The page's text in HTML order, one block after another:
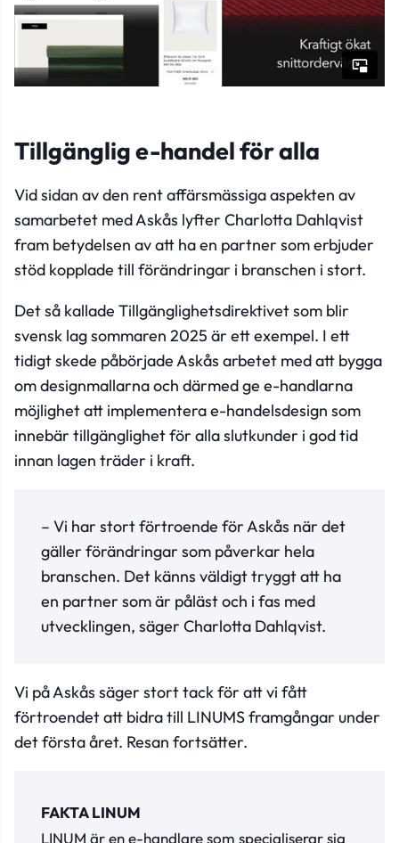
Tillgänglig e-handel för alla
Vid sidan av den rent affärsmässiga aspekten av
samarbetet med Askås lyfter Charlotta Dahlqvist
fram betydelsen av att ha en partner som erbjuder
stöd kopplade till förändringar i branschen i stort.
Det så kallade Tillgänglighetsdirektivet som blir
svensk lag sommaren 2025 är ett exempel. I ett
tidigt skede påbörjade Askås arbetet med att bygga
om designmallarna och därmed ge e-handlarna
möjlighet att implementera e-handelsdesign som
innebär tillgänglighet för alla slutkunder i god tid
innan lagen träder i kraft.
– Vi har stort förtroende för Askås när det
gäller förändringar som påverkar hela
branschen. Det känns väldigt tryggt att ha
en partner som är påläst och i fas med
utvecklingen, säger Charlotta Dahlqvist.
Vi på Askås säger stort tack för att vi fått
förtroendet att bidra till LINUMS framgångar under
det första året. Resan fortsätter.
FAKTA LINUM
LINUM är en e-handlare som specialiserar sig